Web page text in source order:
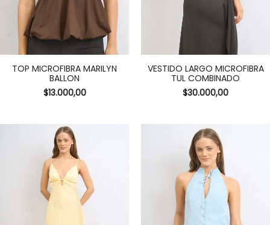
TOP MICROFIBRA MARILYN
BALLON
$13.000,00
VESTIDO LARGO MICROFIBRA
TUL COMBINADO
$30.000,00